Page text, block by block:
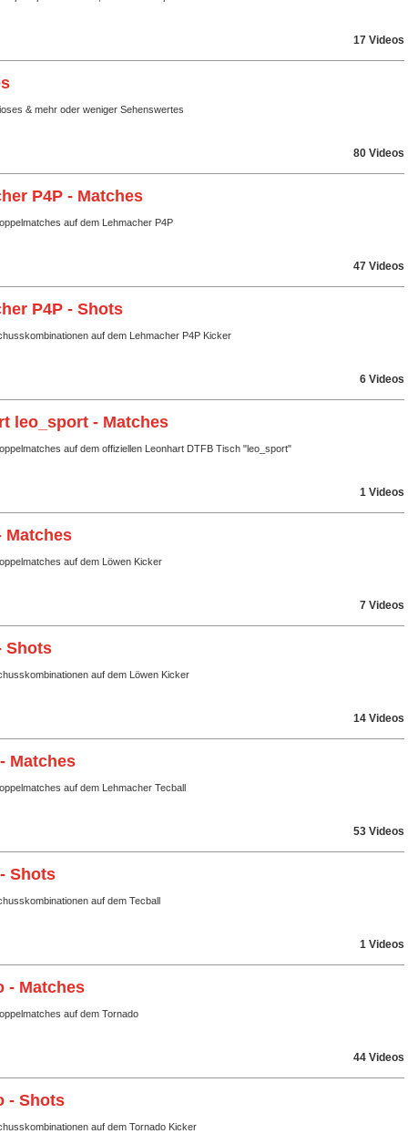
17 Videos
& mehr oder weniger Sehenswertes
80 Videos
P4P - Matches
auf dem Lehmacher P4P
47 Videos
P4P - Shots
auf dem Lehmacher P4P Kicker
6 Videos
leo_sport - Matches
auf dem offiziellen Leonhart DTFB Tisch "leo_sport"
1 Videos
Matches
auf dem Löwen Kicker
7 Videos
Shots
auf dem Löwen Kicker
14 Videos
Matches
auf dem Lehmacher Tecball
53 Videos
Shots
auf dem Tecball
1 Videos
- Matches
auf dem Tornado
44 Videos
- Shots
auf dem Tornado Kicker